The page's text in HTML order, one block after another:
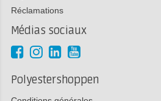
Réclamations
Médias sociaux
Polyestershoppen